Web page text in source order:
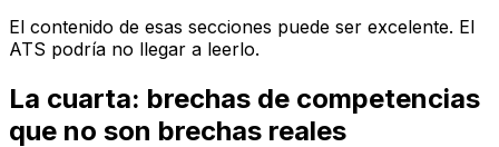
El contenido de esas secciones puede ser excelente. El
ATS podría no llegar a leerlo.
La cuarta: brechas de competencias
que no son brechas reales